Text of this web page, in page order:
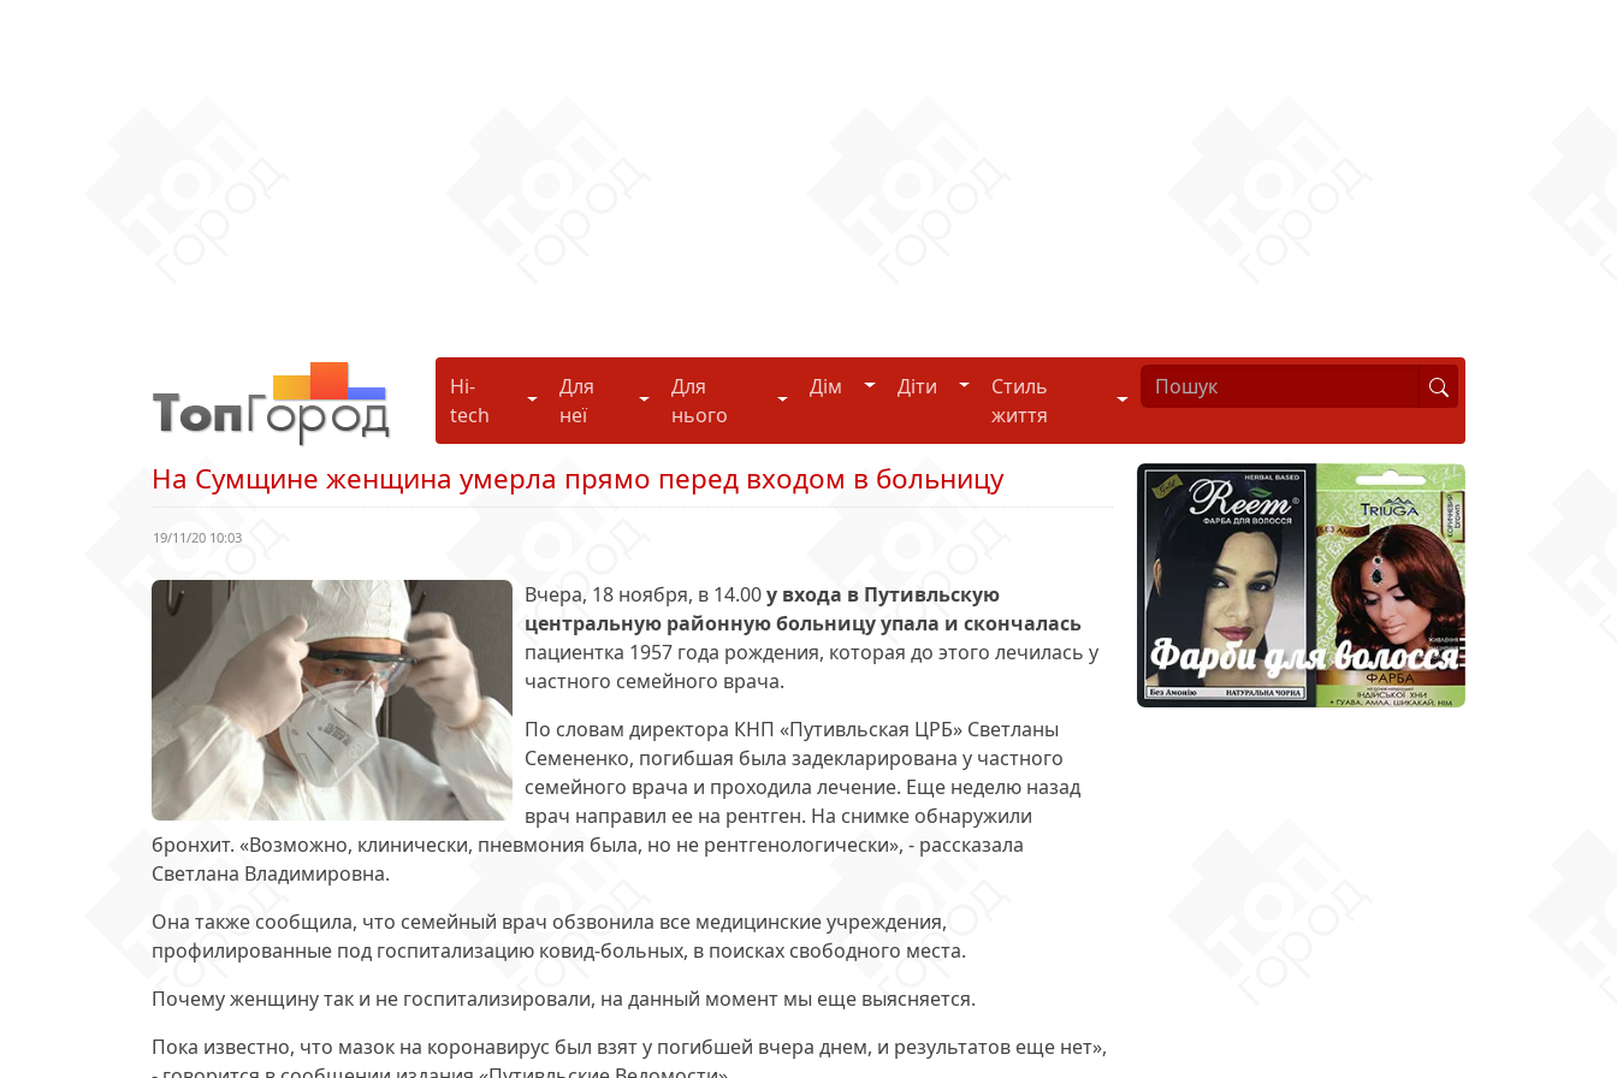
Hi-
tech
Hi-tech
Для
неї
Для неї
Для
нього
Для нього
Дім Дім Діти ДітиСтиль
життя
Стиль життя
На Сумщине женщина умерла прямо перед входом в больницу
19/11/20 10:03
Вчера, 18 ноября, в 14.00у входа в Путивльскую
центральную районную больницу упала и скончалась
пациентка 1957 года рождения, которая до этого лечилась у
частного семейного врача.
По словам директора КНП «Путивльская ЦРБ» Светланы
Семененко, погибшая была задекларирована у частного
семейного врача и проходила лечение. Еще неделю назад
врач направил ее на рентген. На снимке обнаружили
бронхит. «Возможно, клинически, пневмония была, но не рентгенологически», - рассказала
Светлана Владимировна.
Она также сообщила, что семейный врач обзвонила все медицинские учреждения,
профилированные под госпитализацию ковид-больных, в поисках свободного места.
Почему женщину так и не госпитализировали, на данный момент мы еще выясняется.
Пока известно, что мазок на коронавирус был взят у погибшей вчера днем, и результатов еще нет»,